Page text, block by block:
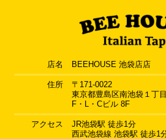
店名 BEEHOUSE 池袋店店
住所
〒171-0022
東京都豊島区南池袋１丁
F・L・Cビル 8F
アクセス
JR池袋駅 徒歩1分
西武池袋線 池袋駅 徒歩1